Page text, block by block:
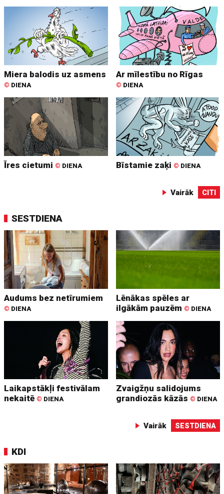
Miera balodis uz asmens
© DIENA
Ar mīlestību no Rīgas
© DIENA
Īres cietumi © DIENA Bīstamie zaķi © DIENA
Vairāk CITI
SESTDIENA
Audums bez netīrumiem
© DIENA
Lēnākas spēles ar
ilgākām pauzēm © DIENA
Laikapstākļi festivālam
nekaitē © DIENA
Zvaigžņu salidojums
grandiozās kāzās © DIENA
Vairāk SESTDIENA
KDI